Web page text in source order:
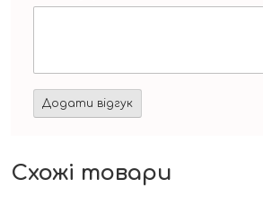
Схожі товари